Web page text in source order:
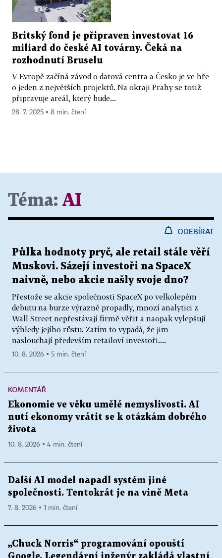
Britský fond je připraven investovat 16
miliard do české AI továrny. Čeká na
rozhodnutí Bruselu
V Evropě začíná závod o datová centra a Česko je ve hře
o jeden z největších projektů. Na okraji Prahy se totiž
připravuje areál, který bude...
28. 7. 2025 ▪ 8 min. čtení
Téma: AI
ODEBÍRAT
Půlka hodnoty pryč, ale retail stále věří
Muskovi. Sázejí investoři na SpaceX
naivně, nebo akcie našly svoje dno?
Přestože se akcie společnosti SpaceX po velkolepém
debutu na burze výrazně propadly, mnozí analytici z
Wall Street nepřestávají firmě věřit a naopak vylepšují
výhledy jejího růstu. Zatím to vypadá, že jim
naslouchají především retailoví investoři....
10. 8. 2026 ▪ 5 min. čtení
KOMENTÁŘ
Ekonomie ve věku umělé nemyslivosti. AI
nutí ekonomy vrátit se k otázkám dobrého
života
10. 8. 2026 ▪ 4 min. čtení
Další AI model napadl systém jiné
společnosti. Tentokrát je na vině Meta
7. 8. 2026 ▪ 1 min. čtení
„Chuck Norris“ programování opouští